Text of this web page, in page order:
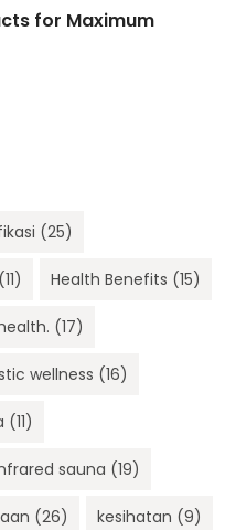
for Maximum
(25)
(11) Health Benefits (15)
(17)
wellness (16)
(11)
sauna (19)
(26) kesihatan (9)